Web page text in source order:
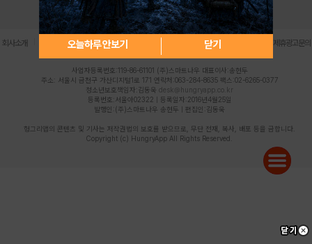
오늘하루 안보기 닫기
로그인 PC버전 전체앱
회사소개 | 개인정보 처리방침 불법촬영물 신고센터 제휴광고문의
사업자등록번호:119-86-61101 (주)스마트나우 대표이사:송현두
주소: 서울시 금천구 가산디지털1로 171 연락처:063-284-8635 팩스:02-6265-0377
청소년보호책임자:김동욱 desk@hungryapp.co.kr
등록번호:서울아02322 | 등록일자:2016년4월25일
발행인:(주)스마트나우 송현두 | 편집인:김동욱
헝그리앱의 콘텐츠 및 기사는 저작권법의 보호를 받으므로, 무단 전재, 복사, 배포 등을 금합니다.
Copyright (c) HungryApp All Rights Reserved.